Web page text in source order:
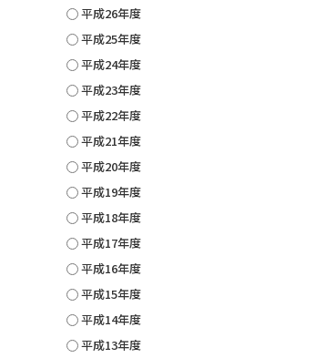
平成26年度
平成25年度
平成24年度
平成23年度
平成22年度
平成21年度
平成20年度
平成19年度
平成18年度
平成17年度
平成16年度
平成15年度
平成14年度
平成13年度